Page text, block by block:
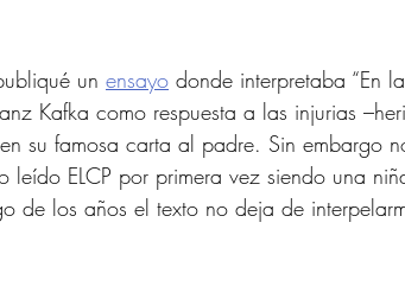
un ensayo donde interpretaba “En
Kafka como respuesta a las injurias
su famosa carta al padre. Sin embargo
leído ELCP por primera vez siendo una
de los años el texto no deja de